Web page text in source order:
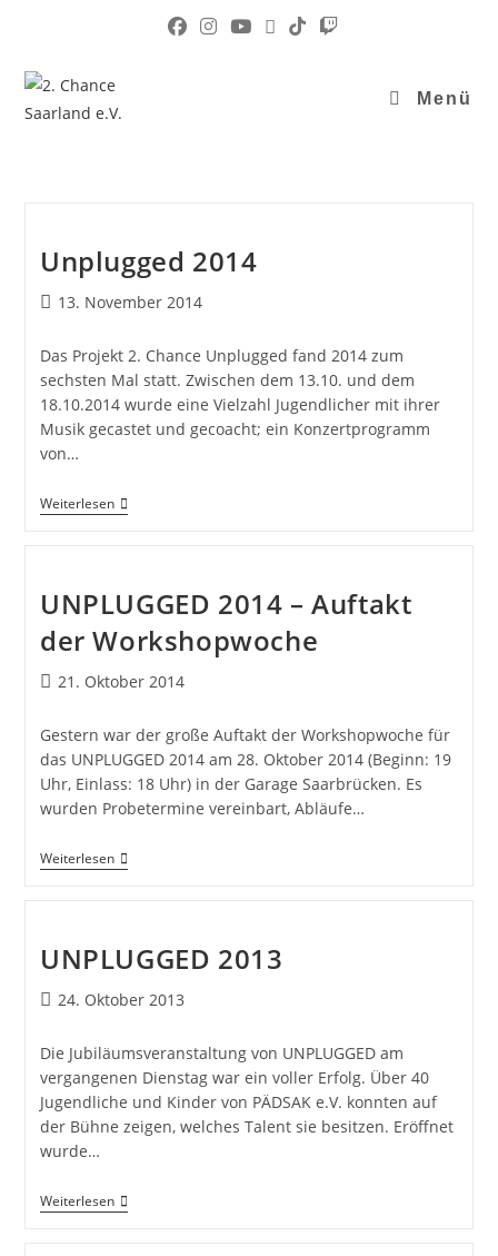
Menü
Unplugged 2014
13. November 2014
Das Projekt 2. Chance Unplugged fand 2014 zum
sechsten Mal statt. Zwischen dem 13.10. und dem
18.10.2014 wurde eine Vielzahl Jugendlicher mit ihrer
Musik gecastet und gecoacht; ein Konzertprogramm
von…
Weiterlesen
UNPLUGGED 2014 – Auftakt
der Workshopwoche
21. Oktober 2014
Gestern war der große Auftakt der Workshopwoche für
das UNPLUGGED 2014 am 28. Oktober 2014 (Beginn: 19
Uhr, Einlass: 18 Uhr) in der Garage Saarbrücken. Es
wurden Probetermine vereinbart, Abläufe…
Weiterlesen
UNPLUGGED 2013
24. Oktober 2013
Die Jubiläumsveranstaltung von UNPLUGGED am
vergangenen Dienstag war ein voller Erfolg. Über 40
Jugendliche und Kinder von PÄDSAK e.V. konnten auf
der Bühne zeigen, welches Talent sie besitzen. Eröffnet
wurde…
Weiterlesen